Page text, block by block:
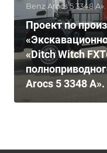
Benz Arocs 5 3348 A».
Проект по
«Ditch Witch
Arocs 5 3348 A».